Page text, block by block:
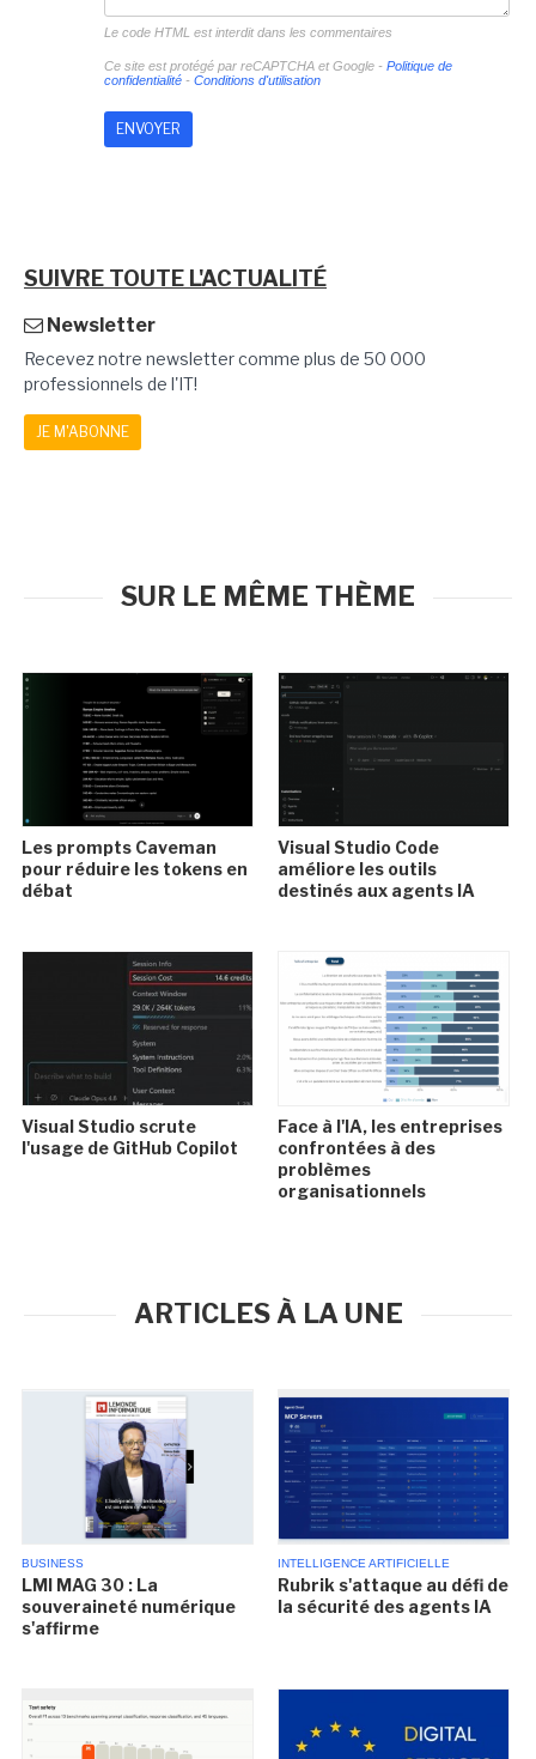
Le code HTML est interdit dans les commentaires
Ce site est protégé par reCAPTCHA et Google - Politique de
confidentialité- Conditions d'utilisation
SUIVRE TOUTE L'ACTUALITÉ
Newsletter
Recevez notre newsletter comme plus de 50 000
professionnels de l'IT!
JE M'ABONNE
SUR LE MÊME THÈME
Les prompts Caveman
pour réduire les tokens en
débat
Visual Studio Code
améliore les outils
destinés aux agents IA
Visual Studio scrute
l'usage de GitHub Copilot
Face à l'IA, les entreprises
confrontées à des
problèmes
organisationnels
ARTICLES À LA UNE
BUSINESS
LMI MAG 30 : La
souveraineté numérique
s'affirme
INTELLIGENCE ARTIFICIELLE
Rubrik s'attaque au défi de
la sécurité des agents IA